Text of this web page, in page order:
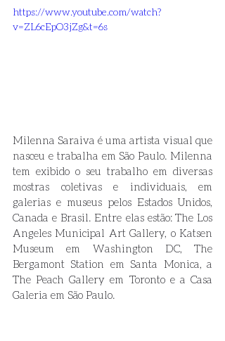
https://www.youtube.com/watch?
v=ZL6cEpO3jZg&t=6s
Milenna Saraiva é uma artista visual que
nasceu e trabalha em São Paulo. Milenna
tem exibido o seu trabalho em diversas
mostras coletivas e individuais, em
galerias e museus pelos Estados Unidos,
Canada e Brasil. Entre elas estão: The Los
Angeles Municipal Art Gallery, o Katsen
Museum em Washington DC, The
Bergamont Station em Santa Monica, a
The Peach Gallery em Toronto e a Casa
Galeria em São Paulo.